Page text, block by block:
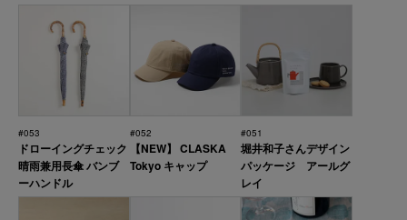
#053
ドローイングチェック
晴雨兼用長傘 バンブ
ーハンドル
#052
【NEW】 CLASKA
Tokyo キャップ
#051
堀井和子さんデザイン
パッケージ アールグ
レイ